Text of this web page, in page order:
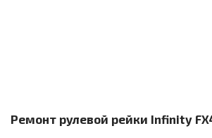
Ремонт рулевой рейки Infinity